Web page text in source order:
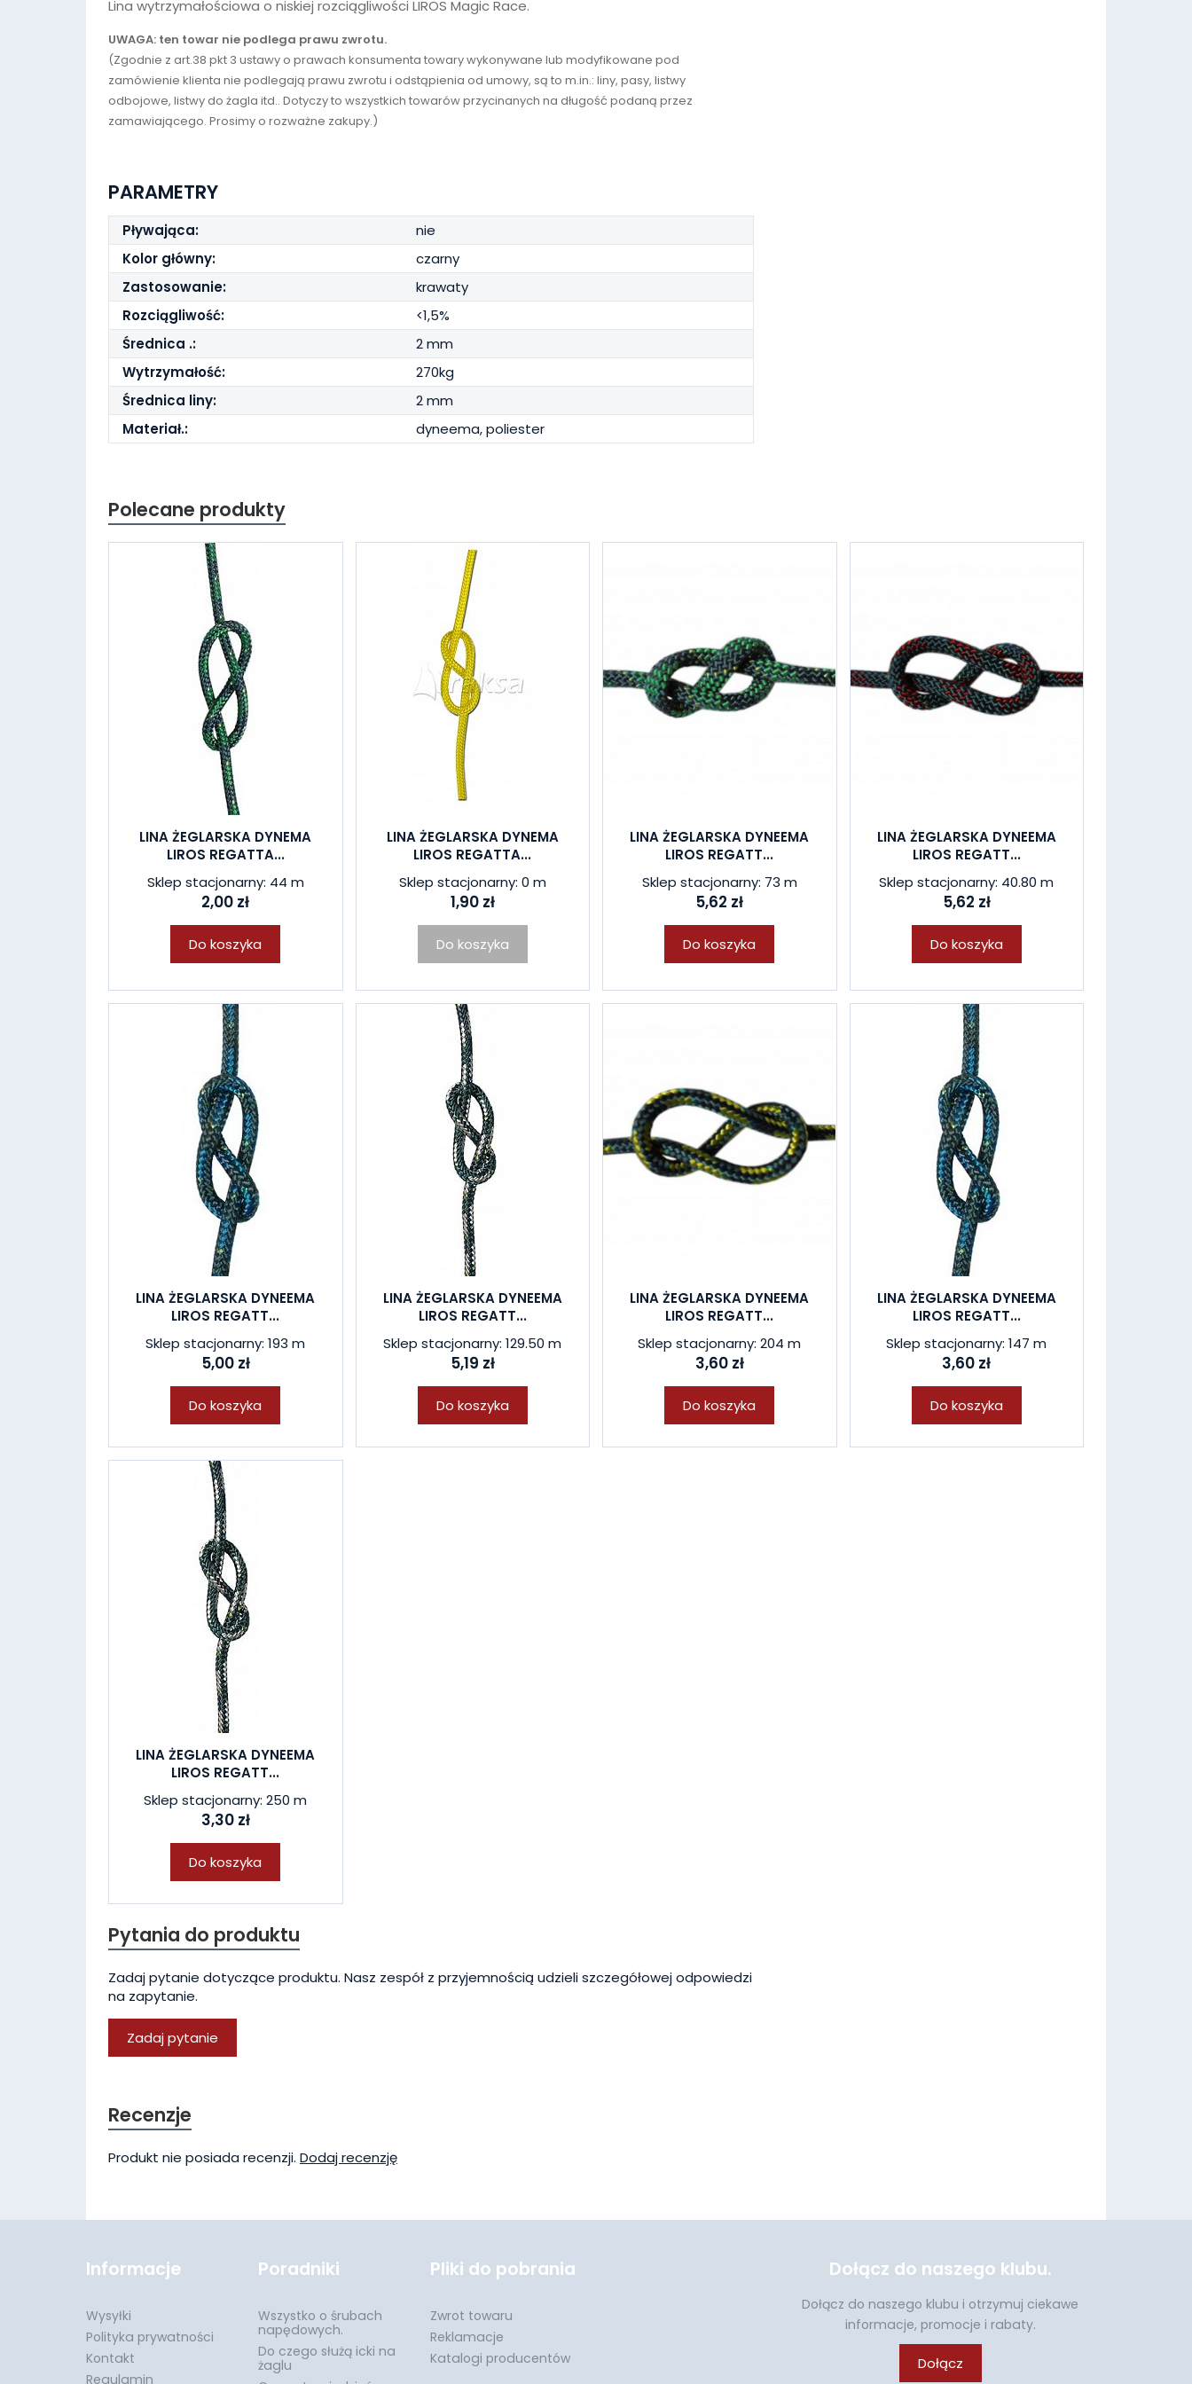
Lina wytrzymałościowa o niskiej rozciągliwości LIROS Magic Race.
UWAGA: ten towar nie podlega prawu zwrotu.
(Zgodnie z art.38 pkt 3 ustawy o prawach konsumenta towary wykonywane lub modyfikowane pod
zamówienie klienta nie podlegają prawu zwrotu i odstąpienia od umowy, są to m.in.: liny, pasy, listwy
odbojowe, listwy do żagla itd.. Dotyczy to wszystkich towarów przycinanych na długość podaną przez
zamawiającego. Prosimy o rozważne zakupy.)
PARAMETRY
Pływająca:
nie
Kolor główny:
czarny
Zastosowanie:
krawaty
Rozciągliwość:
<1,5%
Średnica .:
2 mm
Wytrzymałość:
270kg
Średnica liny:
2 mm
Materiał.:
dyneema, poliester
Polecane produkty
LINA ŻEGLARSKA DYNEMA
LIROS REGATTA...
Sklep stacjonarny: 44 m
2,00 zł
Do koszyka
LINA ŻEGLARSKA DYNEMA
LIROS REGATTA...
Sklep stacjonarny: 0 m
1,90 zł
Do koszyka
LINA ŻEGLARSKA DYNEEMA
LIROS REGATT...
Sklep stacjonarny: 73 m
5,62 zł
Do koszyka
LINA ŻEGLARSKA DYNEEMA
LIROS REGATT...
Sklep stacjonarny: 40.80 m
5,62 zł
Do koszyka
LINA ŻEGLARSKA DYNEEMA
LIROS REGATT...
Sklep stacjonarny: 193 m
5,00 zł
Do koszyka
LINA ŻEGLARSKA DYNEEMA
LIROS REGATT...
Sklep stacjonarny: 129.50 m
5,19 zł
Do koszyka
LINA ŻEGLARSKA DYNEEMA
LIROS REGATT...
Sklep stacjonarny: 204 m
3,60 zł
Do koszyka
LINA ŻEGLARSKA DYNEEMA
LIROS REGATT...
Sklep stacjonarny: 147 m
3,60 zł
Do koszyka
LINA ŻEGLARSKA DYNEEMA
LIROS REGATT...
Sklep stacjonarny: 250 m
3,30 zł
Do koszyka
Pytania do produktu
Zadaj pytanie dotyczące produktu. Nasz zespół z przyjemnością udzieli szczegółowej odpowiedzi
na zapytanie.
Zadaj pytanie
Recenzje
Produkt nie posiada recenzji. Dodaj recenzję
Informacje
Wysyłki
Polityka prywatności
Kontakt
Regulamin
Poradniki
Wszystko o śrubach
napędowych.
Do czego służą icki na
żaglu
Pliki do pobrania
Zwrot towaru
Reklamacje
Katalogi producentów
Dołącz do naszego klubu.
Dołącz do naszego klubu i otrzymuj ciekawe
informacje, promocje i rabaty.
Dołącz